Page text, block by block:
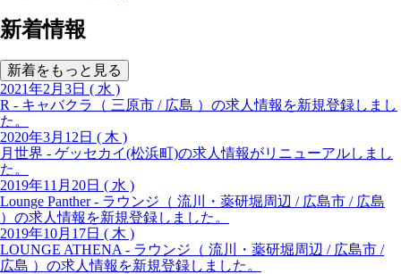
新着情報
新着をもっと見る
2021年2月3日 ( 水 )
R - キャバクラ（ 三原市 / 広島 ）の求人情報を新規登録しまし
た。
2020年3月12日 ( 木 )
月世界 - ゲッセカイ(松浜町)の求人情報がリニューアルしまし
た。
2019年11月20日 ( 水 )
Lounge Panther - ラウンジ（ 流川・薬研堀周辺 / 広島市 / 広島
）の求人情報を新規登録しました。
2019年10月17日 ( 木 )
LOUNGE ATHENA - ラウンジ（ 流川・薬研堀周辺 / 広島市 /
広島 ）の求人情報を新規登録しました。